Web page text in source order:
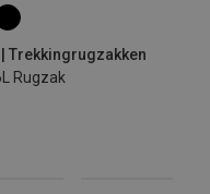
Trekkingrugzakken
Rugzak
36L | M